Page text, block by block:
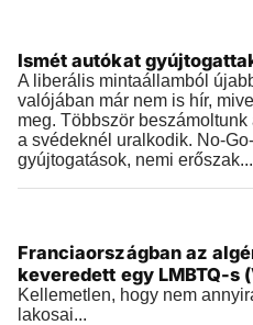
2019.04.02 |11:34
Ismét autókat
A liberális mintaállamból
valójában már nem is hír,
meg. Többször
a svédeknél uralkodik. No-
gyújtogatások, nemi
2019.04.02 |09:14
Franciaországban az
keveredett egy LMBTQ-s
Kellemetlen, hogy nem
lakosai...